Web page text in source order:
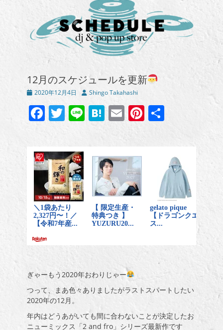
12月のスケジュールを更新
投
日
2020年12月4日
投
者
Shingo Takahashi
Facebook
Twitter
LineHatena
EmailPinterest
ぎゃーもう2020年おわりじゃー
つって、まあ色々ありましたがラストスパートしたい
2020年の12月。
年内はどうあがいても間に合わないことが決定したお
ニューミックス「2 and fro」シリーズ最新作です